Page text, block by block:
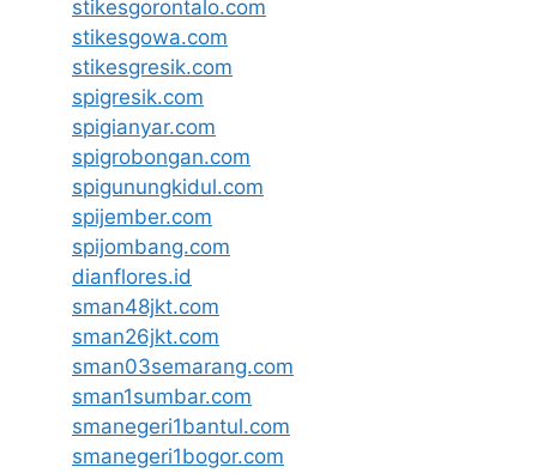
stikesgorontalo.com
stikesgowa.com
stikesgresik.com
spigresik.com
spigianyar.com
spigrobongan.com
spigunungkidul.com
spijember.com
spijombang.com
dianflores.id
sman48jkt.com
sman26jkt.com
sman03semarang.com
sman1sumbar.com
smanegeri1bantul.com
smanegeri1bogor.com